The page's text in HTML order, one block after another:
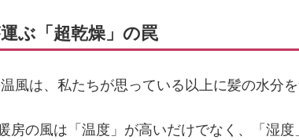
ぶ「超乾燥」の罠
風は、私たちが思っている以上に髪の水分を
房の風は「温度」が高いだけでなく、「湿度